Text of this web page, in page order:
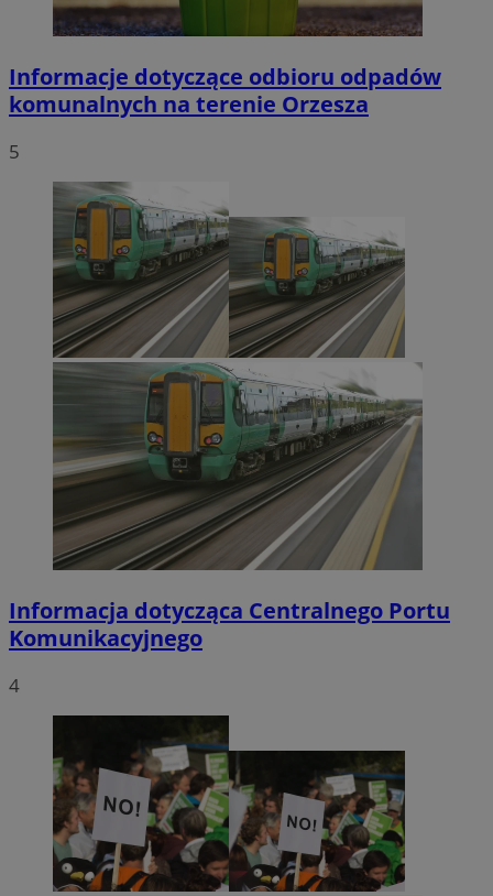
Informacje dotyczące odbioru odpadów
komunalnych na terenie Orzesza
5
Informacja dotycząca Centralnego Portu
Komunikacyjnego
4